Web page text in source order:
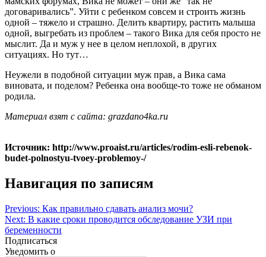
договаривались”. Уйти с ребенком совсем и строить жизнь
одной – тяжело и страшно. Делить квартиру, растить малыша
одной, выгребать из проблем – такого Вика для себя просто не
мыслит. Да и муж у нее в целом неплохой, в других
ситуациях. Но тут…
Неужели в подобной ситуации муж прав, а Вика сама
виновата, и поделом? Ребенка она вообще-то тоже не обманом
родила.
Материал взят с сайта: grazdano4ka.ru
Источник: http://www.proaist.ru/articles/rodim-esli-rebenok-
budet-polnostyu-tvoey-problemoy-/
Навигация по записям
Previous: Как правильно сдавать анализ мочи?
Next: В какие сроки проводится обследование УЗИ при
беременности
Подписаться
Уведомить о